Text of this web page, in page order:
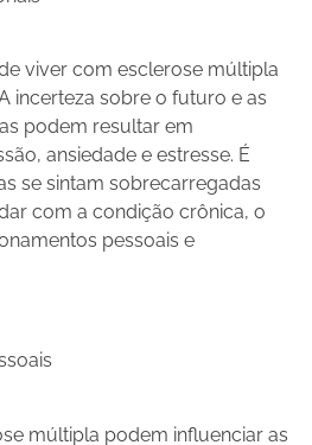
viver com esclerose múltipla
incerteza sobre o futuro e as
podem resultar em
ansiedade e estresse. É
se sintam sobrecarregadas
com a condição crônica, o
pessoais e
múltipla podem influenciar as